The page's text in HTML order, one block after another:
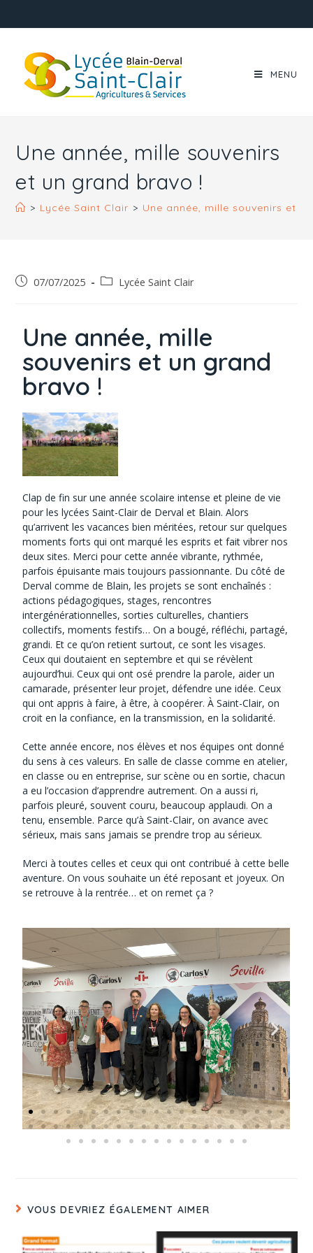
MENU
Une année, mille souvenirs
et un grand bravo !
> Lycée Saint Clair > Une année, mille souvenirs et
07/07/2025 Lycée Saint Clair
Une année, mille
souvenirs et un grand
bravo !
Clap de fin sur une année scolaire intense et pleine de vie
pour les lycées Saint-Clair de Derval et Blain. Alors
qu’arrivent les vacances bien méritées, retour sur quelques
moments forts qui ont marqué les esprits et fait vibrer nos
deux sites. Merci pour cette année vibrante, rythmée,
parfois épuisante mais toujours passionnante. Du côté de
Derval comme de Blain, les projets se sont enchaînés :
actions pédagogiques, stages, rencontres
intergénérationnelles, sorties culturelles, chantiers
collectifs, moments festifs… On a bougé, réfléchi, partagé,
grandi. Et ce qu’on retient surtout, ce sont les visages.
Ceux qui doutaient en septembre et qui se révèlent
aujourd’hui. Ceux qui ont osé prendre la parole, aider un
camarade, présenter leur projet, défendre une idée. Ceux
qui ont appris à faire, à être, à coopérer. À Saint-Clair, on
croit en la confiance, en la transmission, en la solidarité.
Cette année encore, nos élèves et nos équipes ont donné
du sens à ces valeurs. En salle de classe comme en atelier,
en classe ou en entreprise, sur scène ou en sortie, chacun
a eu l’occasion d’apprendre autrement. On a aussi ri,
parfois pleuré, souvent couru, beaucoup applaudi. On a
tenu, ensemble. Parce qu’à Saint-Clair, on avance avec
sérieux, mais sans jamais se prendre trop au sérieux.
Merci à toutes celles et ceux qui ont contribué à cette belle
aventure. On vous souhaite un été reposant et joyeux.On
se retrouve à la rentrée… et on remet ça ?
VOUS DEVRIEZ ÉGALEMENT AIMER